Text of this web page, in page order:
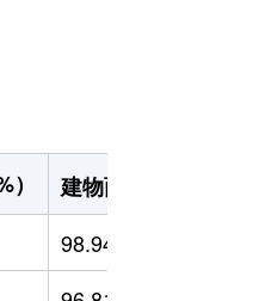
建物面積（m
98.94